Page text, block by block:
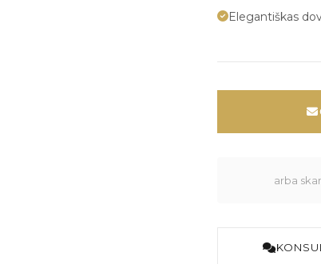
Elegantiškas
arba